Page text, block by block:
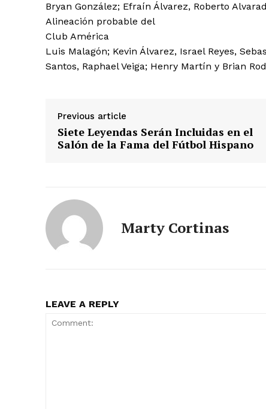
Bryan González; Efraín Álvarez, Roberto
Alineación probable del
Club América
Luis Malagón; Kevin Álvarez, Israel Reyes,
Santos, Raphael Veiga; Henry Martín y Brian
Previous article
Siete Leyendas Serán Incluidas en el
Salón de la Fama del Fútbol Hispano
Marty Cortinas
LEAVE A REPLY